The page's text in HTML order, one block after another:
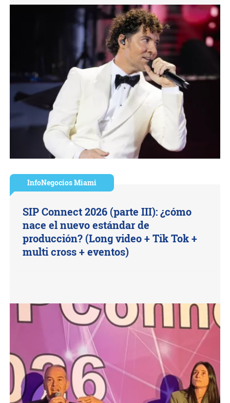
InfoNegocios Miami
SIP Connect 2026 (parte III): ¿cómo
nace el nuevo estándar de
producción? (Long video + Tik Tok +
multi cross + eventos)